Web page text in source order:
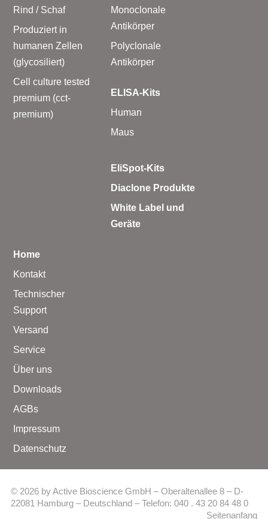
Rind / Schaf
Produziert in
humanen Zellen
(glycosiliert)
Cell culture tested
premium (cct-
premium)
Monoclonale
Antikörper
Polyclonale
Antikörper
ELISA-Kits
Human
Maus
EliSpot-Kits
Diaclone Produkte
White Label und
Geräte
Home
Kontakt
Technischer
Support
Versand
Service
Über uns
Downloads
AGBs
Impressum
Datenschutz
© 2026 by Active Bioscience GmbH – Oberaltenallee 8 – D-
22081 Hamburg – Deutschland – Telefon: 040 . 43 20 84 48 0
Seitenanfang